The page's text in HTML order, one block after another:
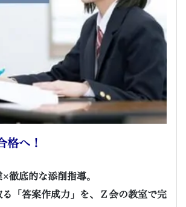
格へ！
徹底的な添削指導。
「答案作成力」を、Ｚ会の教室で完